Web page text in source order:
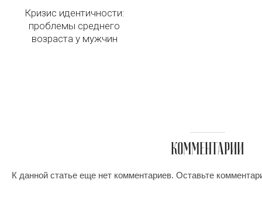
Кризис идентичности:
проблемы среднего
возраста у мужчин
КОММЕНТАРИИ
К данной статье еще нет комментариев. Оставьте